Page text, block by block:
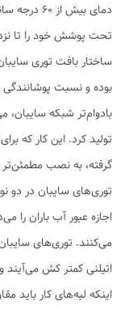
دمای بیش
تحت پوشش خود را تا نزدیک به 10 درجه سانتی‌گراد
ساختار بافت توری
بوده و نسبت
بادوام‌تر شبکه سایبان،
تولید کرد. این کار که
گرفته، به نصب
توری‌های سایبان در دو
اجازه عبور آب باران را
می‌کنند. توری‌های
اتیلنی کمتر کش
اینکه لبه‌های کار باید